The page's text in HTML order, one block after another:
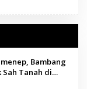
Bambang
Tanah di